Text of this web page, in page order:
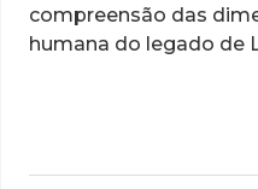
compreensão das
humana do legado de